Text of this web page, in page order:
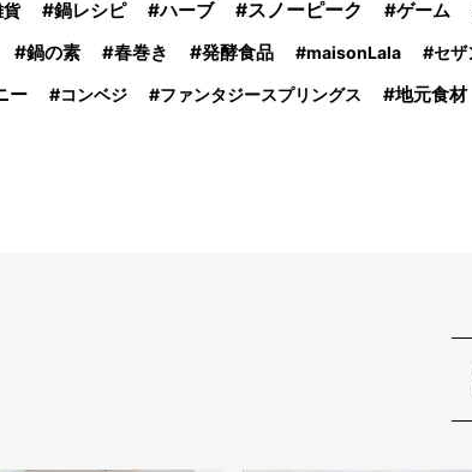
貨 鍋レシピ ハーブ スノーピーク ゲーム
鍋の素 春巻き 発酵食品 maisonLala セザ
ー
コンベジ ファンタジースプリングス 地元食材